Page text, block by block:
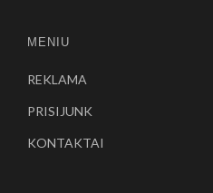
MENIU
REKLAMA
PRISIJUNK
KONTAKTAI